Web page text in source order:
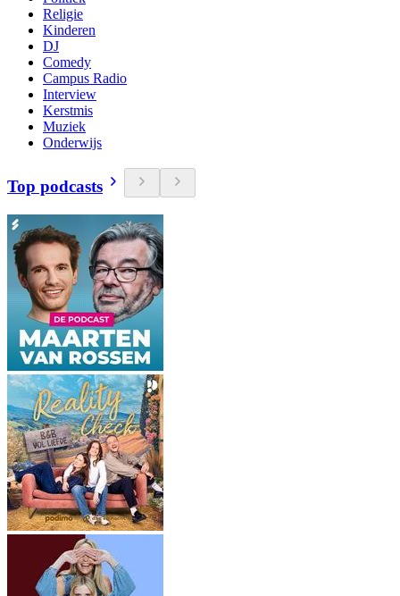
Religie
Kinderen
DJ
Comedy
Campus Radio
Interview
Kerstmis
Muziek
Onderwijs
Top podcasts